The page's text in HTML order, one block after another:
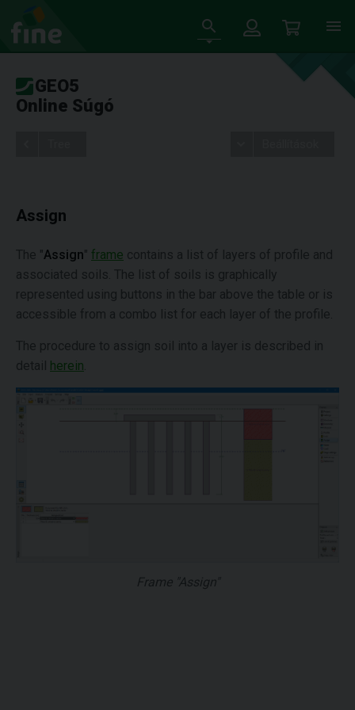
GEO5
Online Súgó
Assign
The "Assign" frame contains a list of layers of profile and
associated soils. The list of soils is graphically
represented using buttons in the bar above the table or is
accessible from a combo list for each layer of the profile.
The procedure to assign soil into a layer is described in
detail herein
Frame "Assign"